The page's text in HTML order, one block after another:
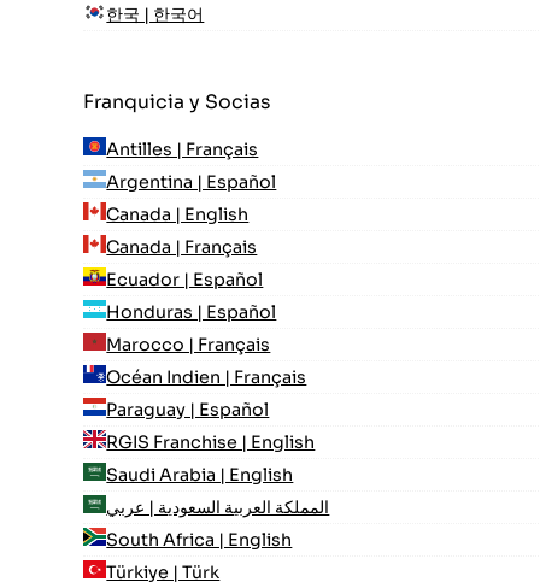
한국 | 한국어
Franquicia y Socias
Antilles | Français
Argentina | Español
Canada | English
Canada | Français
Ecuador | Español
Honduras | Español
Marocco | Français
Océan Indien | Français
Paraguay | Español
RGIS Franchise | English
Saudi Arabia | English
المملكة العربية السعودية | عربي
South Africa | English
Türkiye | Türk